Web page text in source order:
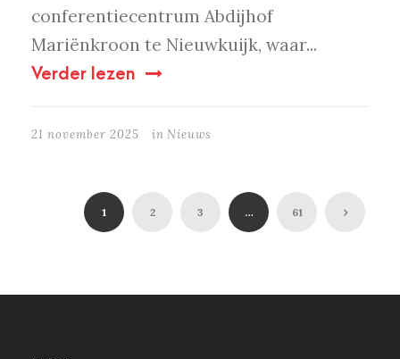
conferentiecentrum Abdijhof
Mariënkroon te Nieuwkuijk, waar...
Verder lezen
21 november 2025 in Nieuws
1 2 3 … 61